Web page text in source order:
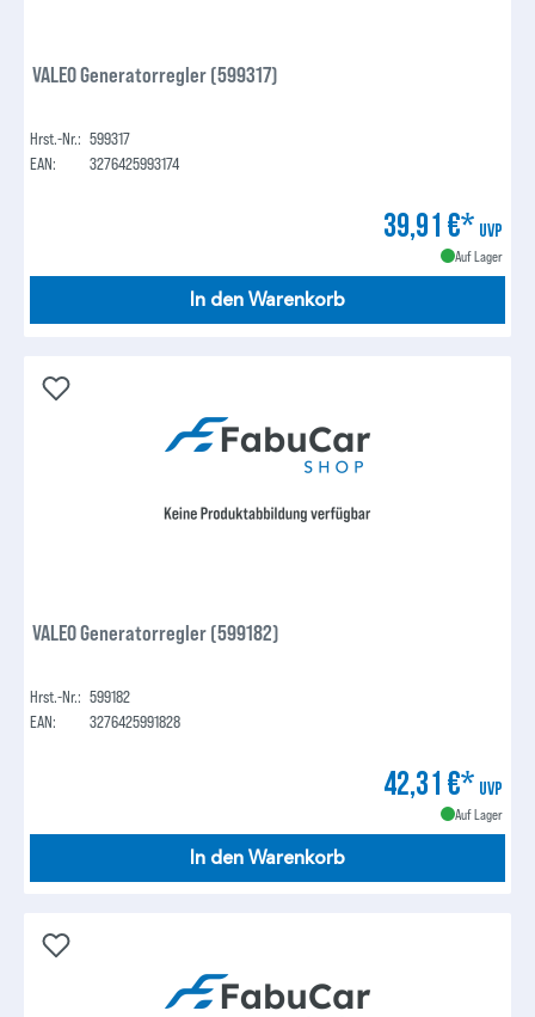
VALEO Generatorregler (599317)
Hrst.-Nr.: 599317
EAN:
3276425993174
39,91 €* UVP
Auf Lager
In den Warenkorb
VALEO Generatorregler (599182)
Hrst.-Nr.: 599182
EAN:
3276425991828
42,31 €* UVP
Auf Lager
In den Warenkorb